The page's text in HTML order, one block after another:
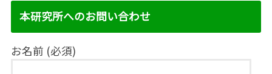
本研究所へのお問い合わせ
お名前 (必須)